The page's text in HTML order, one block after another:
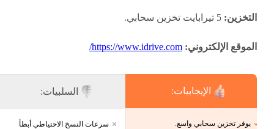
التخزين:
الموقع الإلكتروني: https://www.idrive.com/
الإيجابيات:
يوفر تخزين سحابي واسع.
السلبيات:
سرعات النسخ الاحتياطي أبطأ